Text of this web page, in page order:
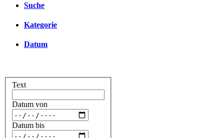
Suche
Kategorie
Datum
Text
Datum von
Datum bis